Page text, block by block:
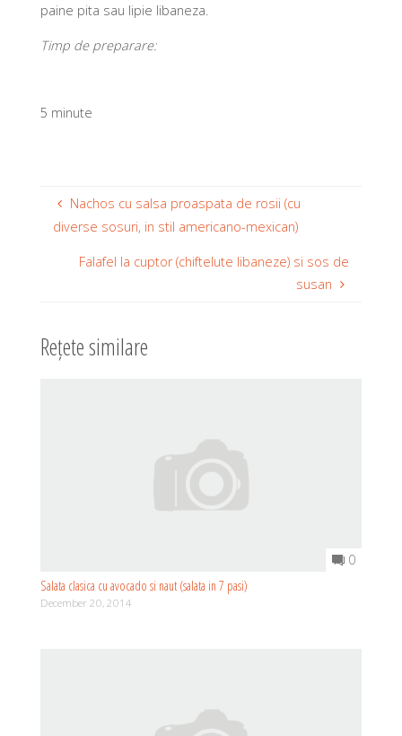
paine pita sau lipie libaneza.
Timp de preparare:
5 minute
Nachos cu salsa proaspata de rosii (cu
diverse sosuri, in stil americano-mexican)
Falafel la cuptor (chiftelute libaneze) si sos de
susan
Rețete similare
0
Salata clasica cu avocado si naut (salata in 7 pasi)
December 20, 2014